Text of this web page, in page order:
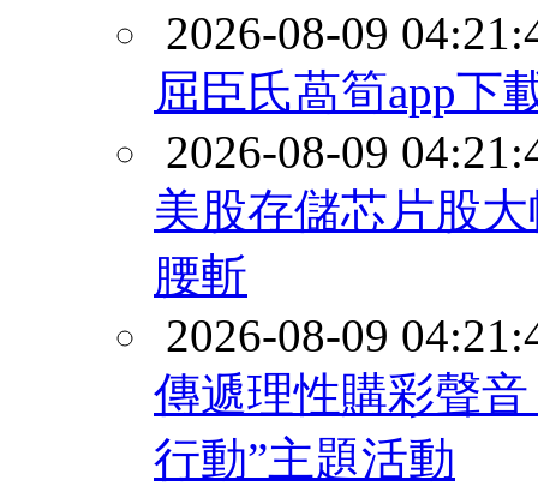
2026-08-09
屈臣氏萵筍app下
2026-08-09
美股存儲芯片股
腰斬
2026-08-09
傳遞理性購彩聲
行動”主題活動